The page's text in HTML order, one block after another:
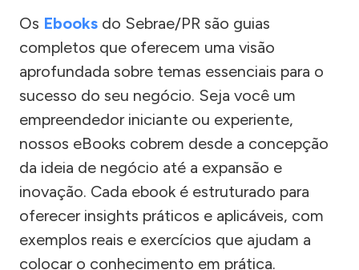
Os Ebooks do Sebrae/PR são guias
completos que oferecem uma visão
aprofundada sobre temas essenciais para o
sucesso do seu negócio. Seja você um
empreendedor iniciante ou experiente,
nossos eBooks cobrem desde a concepção
da ideia de negócio até a expansão e
inovação. Cada ebook é estruturado para
oferecer insights práticos e aplicáveis, com
exemplos reais e exercícios que ajudam a
colocar o conhecimento em prática.